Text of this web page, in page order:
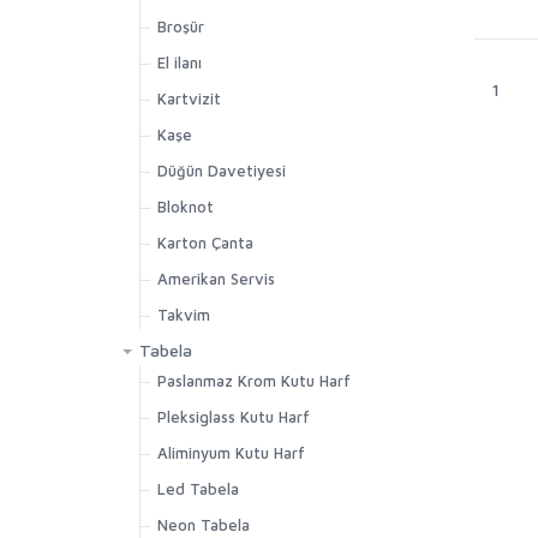
1
Broşür
El ilanı
Kartvizit
Kaşe
Düğün Davetiyesi
Bloknot
Karton Çanta
Amerikan Servis
Takvim
Tabela
Paslanmaz Krom Kutu Harf
Pleksiglass Kutu Harf
Aliminyum Kutu Harf
Led Tabela
Neon Tabela